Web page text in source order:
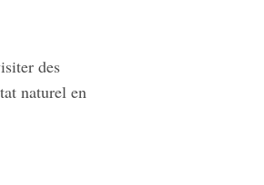
des
naturel en